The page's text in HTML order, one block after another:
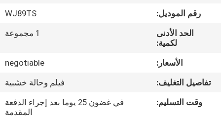
جولة
مراقبة
الجودة
رقم الموديل:
WJ89TS
الحد الأدنى
لكمية:
1 مجموعة
الأسعار:
negotiable
تفاصيل التغليف:
فيلم وحالة خشبية
وقت التسليم:
في غضون 25 يوما بعد إجراء الدفعة
المقدمة